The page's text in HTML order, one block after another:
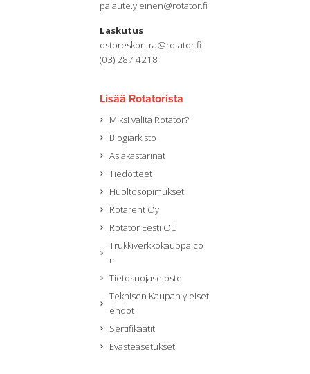
palaute.yleinen@rotator.fi
Laskutus
ostoreskontra@rotator.fi
(03) 287 4218
Lisää Rotatorista
Miksi valita Rotator?
Blogiarkisto
Asiakastarinat
Tiedotteet
Huoltosopimukset
Rotarent Oy
Rotator Eesti OÜ
Trukkiverkkokauppa.co
m
Tietosuojaseloste
Teknisen Kaupan yleiset
ehdot
Sertifikaatit
Evästeasetukset